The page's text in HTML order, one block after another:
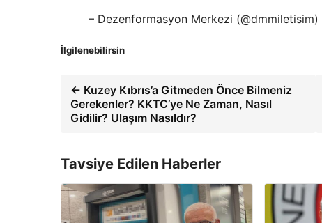
– Dezenformasyon Merkezi (@dmmiletisim)
İlgilenebilirsin
← Kuzey Kıbrıs’a Gitmeden Önce Bilmeniz
Gerekenler? KKTC’ye Ne Zaman, Nasıl
Gidilir? Ulaşım Nasıldır?
Tavsiye Edilen Haberler